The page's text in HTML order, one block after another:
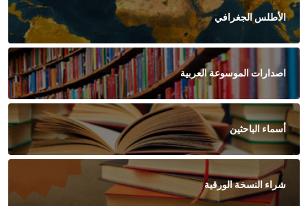
الأطلس الجغرافي
اصدارات الموسوعة العربية
أسماء الباحثين
شراء النسخة الورقية